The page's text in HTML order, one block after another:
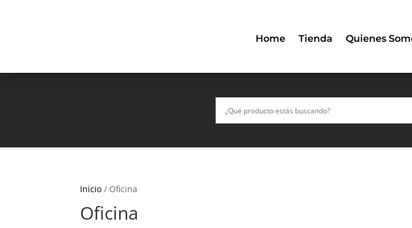
Home Tienda Quienes
Inicio / Oficina
Oficina